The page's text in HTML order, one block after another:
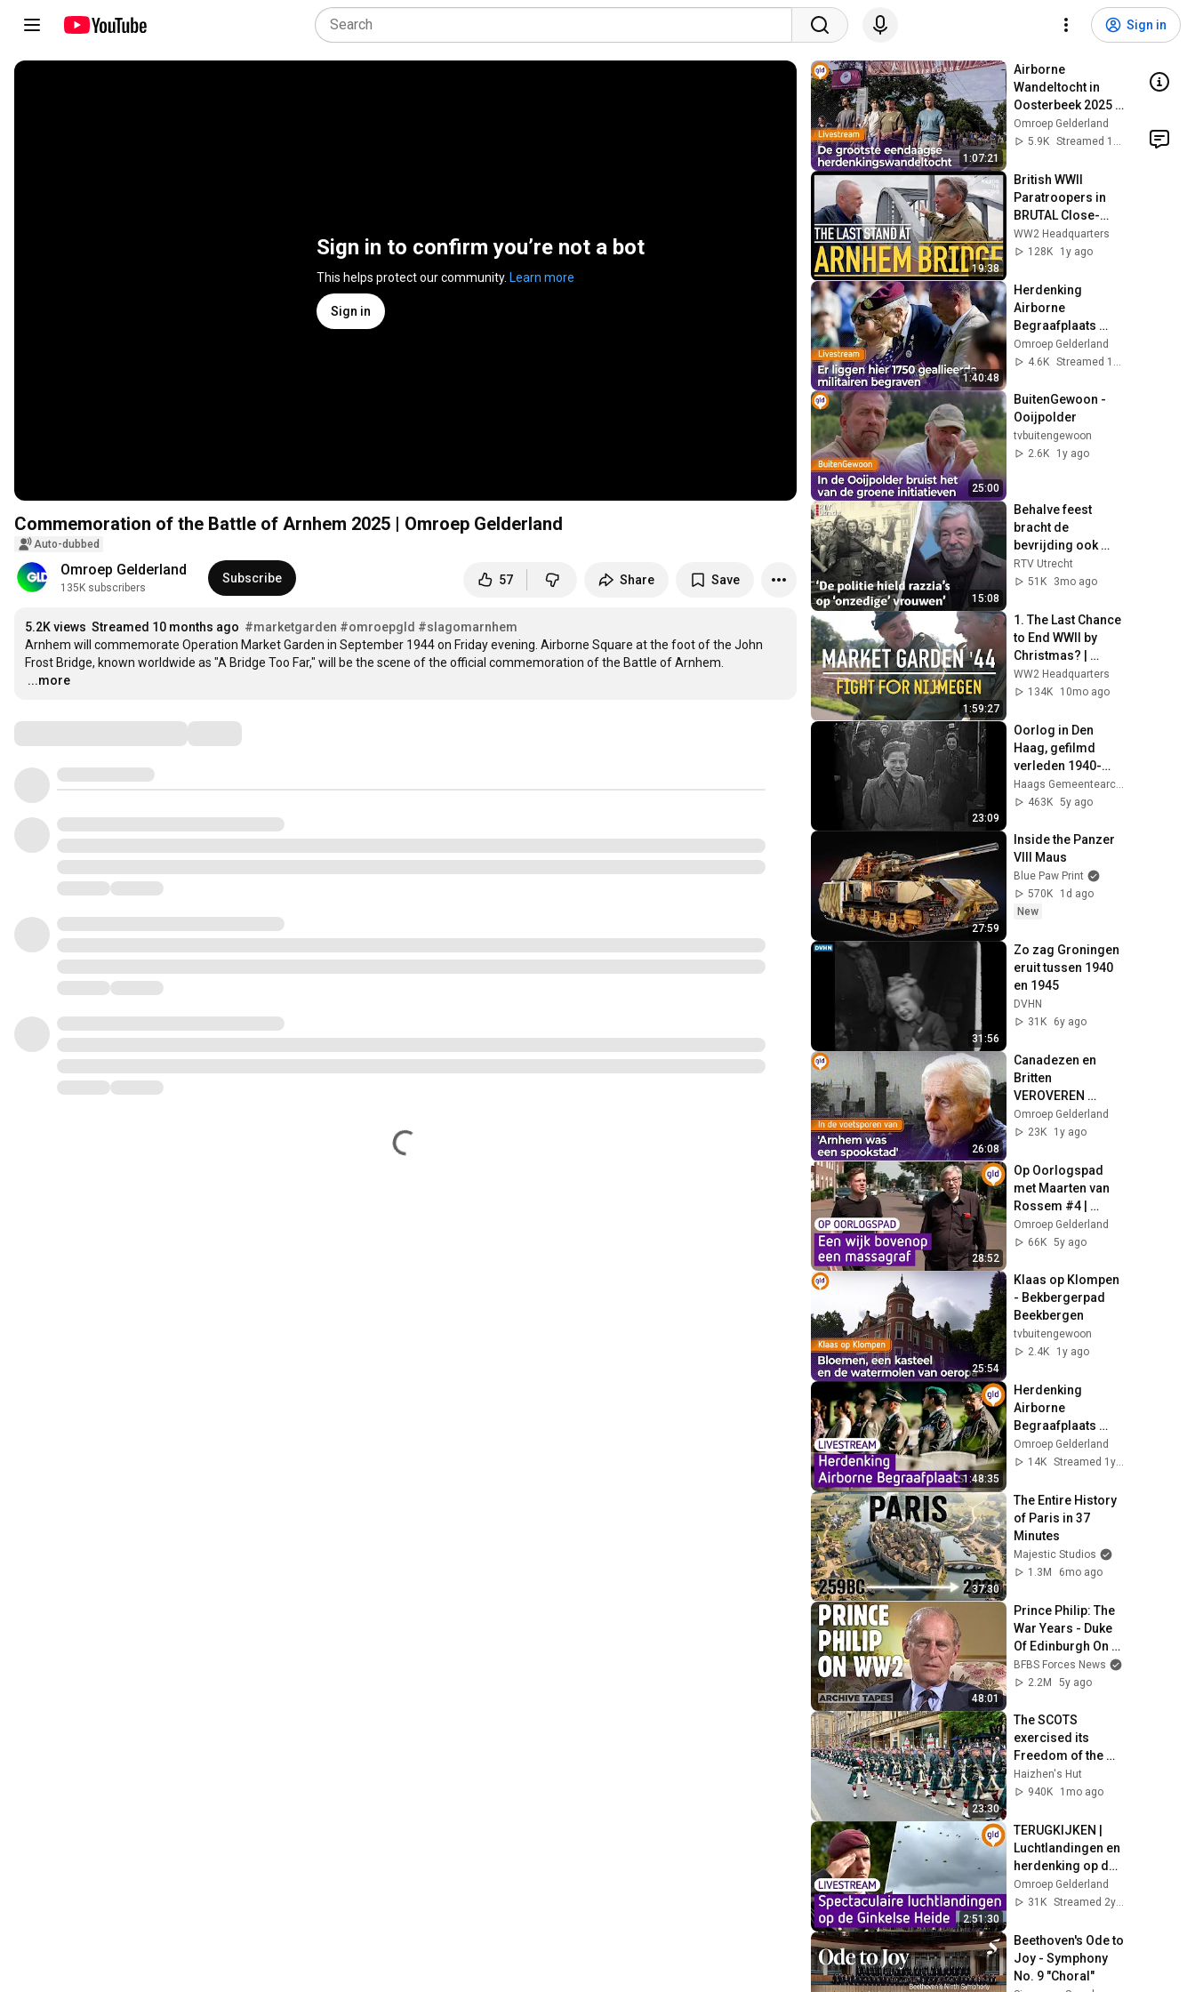
Sign in
Sign in to confirm you’re not a bot
This helps protect our community. Learn more
Sign in
Commemoration of the Battle of Arnhem 2025 | Omroep Gelderland
Auto-dubbed
Omroep Gelderland
135K subscribers
Subscribe 57 Share Save
5.2K views Streamed 10 months ago #marketgarden #omroepgld #slagomarnhem
Arnhem will commemorate Operation Market Garden in September 1944 on Friday evening. Airborne Square at the foot of the John
…
...more
1:07:21
Airborne
Wandeltocht in
Oosterbeek 2025 |
Omroep
Gelderland
Omroep Gelderland
5.9K
Streamed 11mo ago
19:38
British WWII
Paratroopers in
BRUTAL Close-
Quarters Combat
at Arnhem Bridge
WW2 Headquarters
128K
1y ago
1:40:48
Herdenking
Airborne
Begraafplaats
Oosterbeek 2025 |
Omroep
Omroep Gelderland
4.6K
25:00
BuitenGewoon -
Ooijpolder
tvbuitengewoon
2.6K
1y ago
15:08
Behalve feest
bracht de
bevrijding ook
nieuwe problemen
met zich mee | Van
RTV Utrecht
51K
3mo ago
1:59:27
1. The Last Chance
to End WWII by
Christmas? |
Operation Market
Garden | Part 1 of
WW2 Headquarters
134K
10mo ago
23:09
Oorlog in Den
Haag, gefilmd
verleden 1940-
1945
463K 5y ago
27:59
Inside the Panzer
VIII Maus
Blue Paw Print
570K
1d ago
New
31:56
Zo zag Groningen
eruit tussen 1940
en 1945
DVHN
31K
6y ago
26:08
Canadezen en
Britten
VEROVEREN
ARNHEM tijdens
OPERATIE ANGER |
van de bevrijders
#7
Omroep Gelderland
23K
1y ago
28:52
Op Oorlogspad
met Maarten van
Rossem #4 |
Market Garden |
Omroep
Omroep Gelderland
66K 5y ago
25:54
Klaas op Klompen
- Bekbergerpad
Beekbergen
tvbuitengewoon
2.4K
1y ago
1:48:35
Herdenking
Airborne
Begraafplaats
Oosterbeek 2024 |
Omroep
Omroep Gelderland
14K
Streamed 1y ago
37:30
The Entire History
of Paris in 37
Minutes
Majestic Studios
1.3M
6mo ago
48:01
Prince Philip: The
War Years - Duke
Of Edinburgh On
Serving In WW2 •
FULL 1995
BFBS Forces News
2.2M
5y ago
23:30
The SCOTS
exercised its
Freedom of the
City of Edinburgh,
marking its 20th
Haizhen's Hut
940K
1mo ago
2:51:30
TERUGKIJKEN |
Luchtlandingen en
herdenking op de
Ginkelse Heide
2023
Omroep Gelderland
31K
Streamed 2y ago
Beethoven's Ode to
Joy - Symphony
No. 9 "Choral"